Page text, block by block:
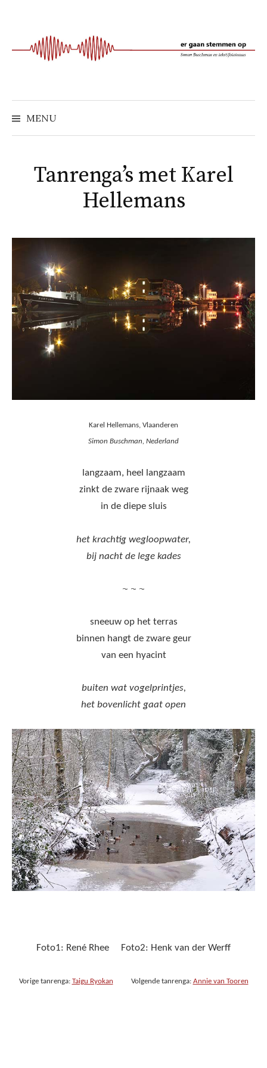
springen
MENU
Tanrenga’s met Karel
Hellemans
Karel Hellemans, Vlaanderen
Simon Buschman, Nederland
langzaam, heel langzaam
zinkt de zware rijnaak weg
in de diepe sluis
het krachtig wegloopwater,
bij nacht de lege kades
~ ~ ~
sneeuw op het terras
binnen hangt de zware geur
van een hyacint
buiten wat vogelprintjes,
het bovenlicht gaat open
Foto1: René Rhee Foto2: Henk van der Werff
Vorige tanrenga: Taigu Ryokan Volgende tanrenga: Annie van Tooren